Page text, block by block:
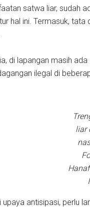
satwa liar, sudah
hal ini. Termasuk,
di lapangan masih
ilegal di
liar
upaya antisipasi, perlu